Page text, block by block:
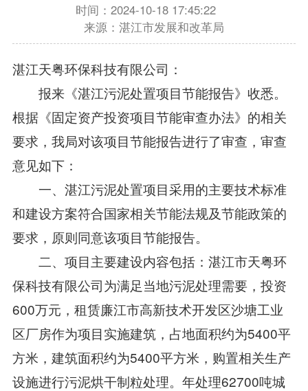
时间：2024-10-18 17:45:22
来源：湛江市发展和改革局
湛江天粤环保科技有限公司：
报来《湛江污泥处置项目节能报告》收悉。
根据《固定资产投资项目节能审查办法》的相关
要求，我局对该项目节能报告进行了审查，审查
意见如下：
一、湛江污泥处置项目采用的主要技术标准
和建设方案符合国家相关节能法规及节能政策的
要求，原则同意该项目节能报告。
二、项目主要建设内容包括：湛江市天粤环
保科技有限公司为满足当地污泥处理需要，投资
600万元，租赁廉江市高新技术开发区沙塘工业
区厂房作为项目实施建筑，占地面积约为5400平
方米，建筑面积约为5400平方米，购置相关生产
设施进行污泥烘干制粒处理。年处理62700吨城